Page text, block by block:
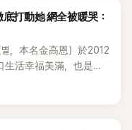
打動她 網全被暖哭：
，本名金高恩）於2012
活幸福美滿，也是韓
公開當年決定嫁給